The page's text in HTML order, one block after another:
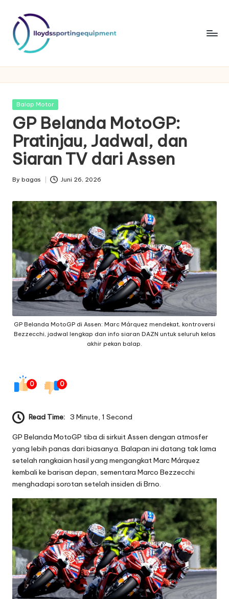
content
ll
o
y
d
s
s
p
o
rt
in
g
e
q
ui
p
m
t
Posted
Balap Motor
GP Belanda MotoGP:
Pratinjau, Jadwal, dan
Siaran TV dari Assen
Posted
By bagas Juni 26, 2026
GP Belanda MotoGP di Assen: Marc Márquez mendekat, kontroversi
Bezzecchi, jadwal lengkap dan info siaran DAZN untuk seluruh kelas
akhir pekan balap.
0 0
Read Time: 3 Minute, 1 Second
GP Belanda MotoGP tiba di sirkuit Assen dengan atmosfer
yang lebih panas dari biasanya. Balapan ini datang tak lama
setelah rangkaian hasil yang mengangkat Marc Márquez
kembali ke barisan depan, sementara Marco Bezzecchi
menghadapi sorotan setelah insiden di Brno.